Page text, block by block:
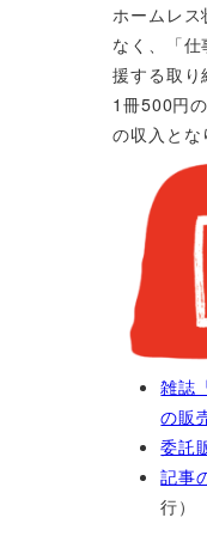
ホームレ
なく、「
援する取り
1冊500円
の収入とな
雑誌
の販
委託
記事
行）